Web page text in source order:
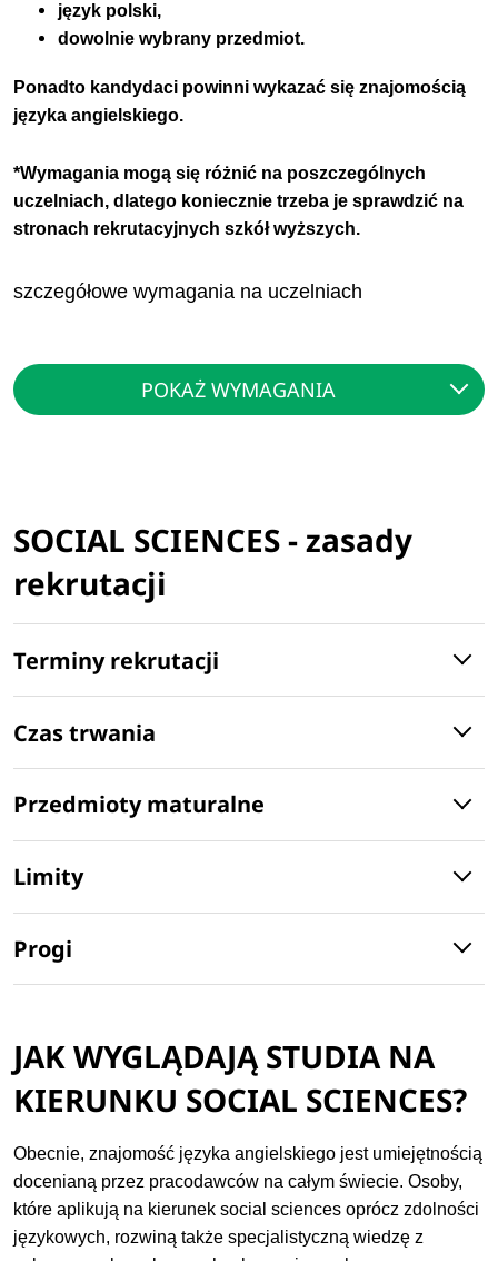
język polski,
dowolnie wybrany przedmiot.
Ponadto kandydaci powinni wykazać się znajomością
języka angielskiego.
*Wymagania mogą się różnić na poszczególnych
uczelniach, dlatego koniecznie trzeba je sprawdzić na
stronach rekrutacyjnych szkół wyższych.
szczegółowe wymagania na uczelniach
POKAŻ WYMAGANIA
SOCIAL SCIENCES - zasady
rekrutacji
Terminy rekrutacji
Czas trwania
Przedmioty maturalne
Limity
Progi
JAK WYGLĄDAJĄ STUDIA NA
KIERUNKU SOCIAL SCIENCES?
Obecnie, znajomość języka angielskiego jest umiejętnością
docenianą przez pracodawców na całym świecie. Osoby,
które aplikują na kierunek social sciences oprócz zdolności
językowych, rozwiną także specjalistyczną wiedzę z